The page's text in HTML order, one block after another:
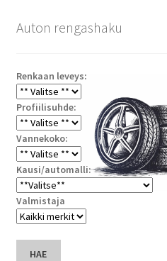
Auton rengashaku
Renkaan leveys:
Profiilisuhde:
Vannekoko:
Kausi/automalli:
Valmistaja
HAE